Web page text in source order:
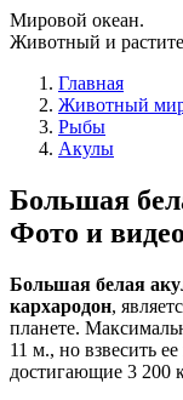
Мировой океан.
Животный и
Главная
Животный
Рыбы
Акулы
Большая
Фото и
Большая белая
кархародон,
планете.
11 м., но взвесить
достигающие 3 200